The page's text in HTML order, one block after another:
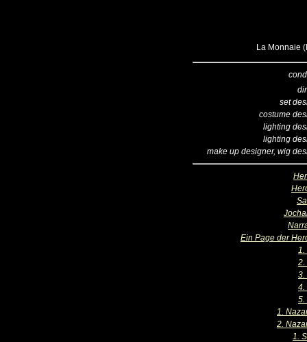
La Monnaie
set
costume
lighting
lighting
make up designer, wig
Ein Page der
1.
2.
3.
4.
5.
1.
2.
1.